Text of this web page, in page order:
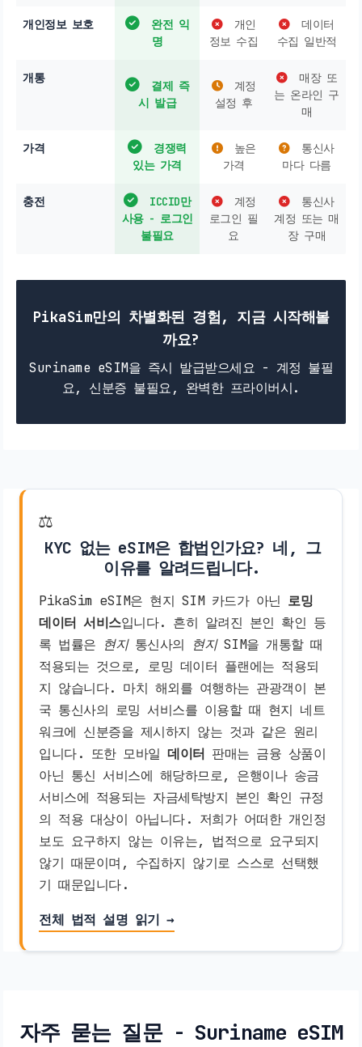
개인정보 보호
완전 익
명
개인
정보 수집
데이터
수집 일반적
개통
결제 즉
시 발급
계정
설정 후
매장 또
는 온라인 구
매
가격
경쟁력
있는 가격
높은
가격
통신사
마다 다름
충전
ICCID만
사용 - 로그인
불필요
계정
로그인 필
요
통신사
계정 또는 매
장 구매
PikaSim만의 차별화된 경험, 지금 시작해볼
까요?
Suriname eSIM을 즉시 발급받으세요 - 계정 불필
요, 신분증 불필요, 완벽한 프라이버시.
⚖️
KYC 없는 eSIM은 합법인가요? 네, 그
이유를 알려드립니다.
PikaSim eSIM은 현지 SIM 카드가 아닌 로밍
데이터 서비스입니다. 흔히 알려진 본인 확인 등
록 법률은 현지통신사의 현지SIM을 개통할 때
적용되는 것으로, 로밍 데이터 플랜에는 적용되
지 않습니다. 마치 해외를 여행하는 관광객이 본
국 통신사의 로밍 서비스를 이용할 때 현지 네트
워크에 신분증을 제시하지 않는 것과 같은 원리
입니다. 또한 모바일 데이터 판매는 금융 상품이
아닌 통신 서비스에 해당하므로, 은행이나 송금
서비스에 적용되는 자금세탁방지 본인 확인 규정
의 적용 대상이 아닙니다. 저희가 어떠한 개인정
보도 요구하지 않는 이유는, 법적으로 요구되지
않기 때문이며, 수집하지 않기로 스스로 선택했
기 때문입니다.
전체 법적 설명 읽기 →
자주 묻는 질문 - Suriname eSIM